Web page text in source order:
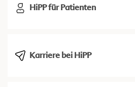
HiPP für Patienten
Karriere bei HiPP